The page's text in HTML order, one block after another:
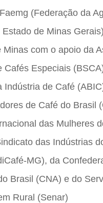
(Federação da
Estado de Minas
Minas com o apoio da
Cafés Especiais
Indústria de Café
de Café do Brasil
das Mulheres
das Indústrias
MG), da
Brasil (CNA) e do
Rural (Senar)